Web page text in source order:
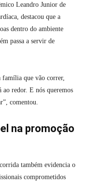
Leandro Junior de
destacou que a
dentro do ambiente
passa a servir de
família que vão correr,
ao redor. E nós queremos
comentou.
na promoção
também evidencia o
comprometidos